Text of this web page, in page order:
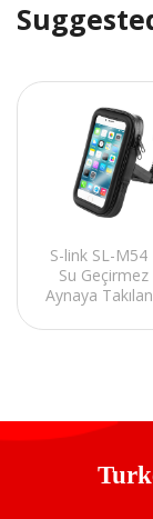
S-link SL-M54
Su Geçirmez
Aynaya
Tutucu